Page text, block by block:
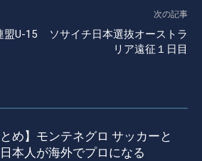
盟U-15
次の記事
ソサイチ日本選抜オーストラ
リア遠征１日目
とめ】モンテネグロ サッカーと
本人が海外でプロになる